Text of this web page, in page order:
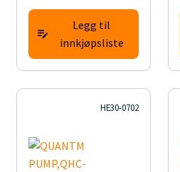
Legg til
innkjøpsliste
HE30-0702